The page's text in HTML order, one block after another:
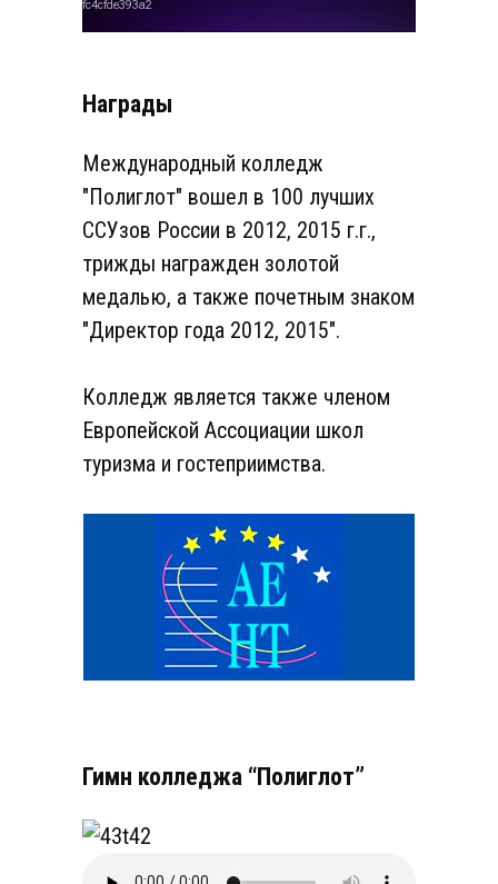
Награды
Международный колледж
"Полиглот" вошел в 100 лучших
ССУзов России в 2012, 2015 г.г.,
трижды награжден золотой
медалью, а также почетным знаком
"Директор года 2012, 2015".
Колледж является также членом
Европейской Ассоциации школ
туризма и гостеприимства.
Гимн колледжа “Полиглот”